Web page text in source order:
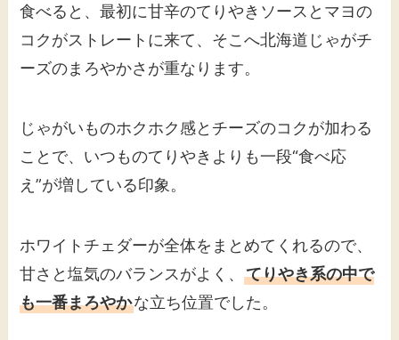
食べると、最初に甘辛のてりやきソースとマヨの
コクがストレートに来て、そこへ北海道じゃがチ
ーズのまろやかさが重なります。
じゃがいものホクホク感とチーズのコクが加わる
ことで、いつものてりやきよりも一段“食べ応
え”が増している印象。
ホワイトチェダーが全体をまとめてくれるので、
甘さと塩気のバランスがよく、てりやき系の中で
も一番まろやかな立ち位置でした。